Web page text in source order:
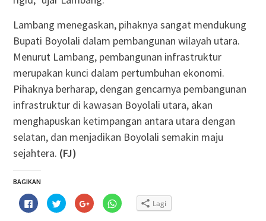
Lambang menegaskan, pihaknya sangat mendukung
Bupati Boyolali dalam pembangunan wilayah utara.
Menurut Lambang, pembangunan infrastruktur
merupakan kunci dalam pertumbuhan ekonomi.
Pihaknya berharap, dengan gencarnya pembangunan
infrastruktur di kawasan Boyolali utara, akan
menghapuskan ketimpangan antara utara dengan
selatan, dan menjadikan Boyolali semakin maju
sejahtera. (FJ)
BAGIKAN
Klik
untuk
membagikan
Klik
untuk
berbagi
Klik
untuk
berbagi
Klik
untuk Lagi